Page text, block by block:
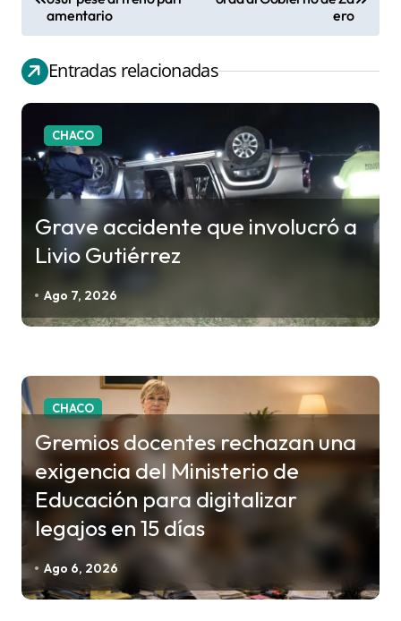
e
g
c
e
r
a
a
amentario
ero
Entradas relacionadas
CHACO
Grave accidente que involucró a
Livio Gutiérrez
Ago 7, 2026
CHACO
Gremios docentes rechazan una
exigencia del Ministerio de
Educación para digitalizar
legajos en 15 días
Ago 6, 2026